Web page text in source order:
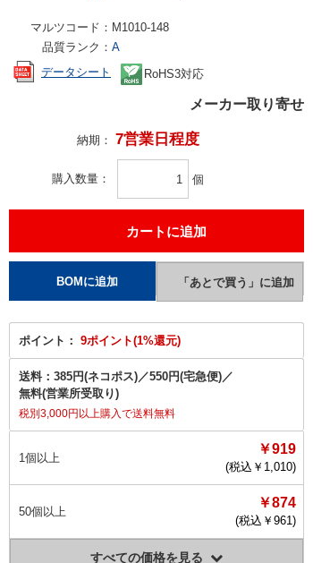
マルツコード： M1010-148
品質ランク： A
データシート
RoHS3対応
メーカー取り寄せ
納期： 7営業日程度
購入数量 個
ポイント： 9ポイント(1%還元)
送料： 385円(ネコポス)／550円(宅急便)／
無料(営業所受取り)
税別3,000円以上購入で送料無料
1個以上
￥919
(税込￥ 1,010)
50個以上
￥874
(税込￥ 961)
すべての価格を見る